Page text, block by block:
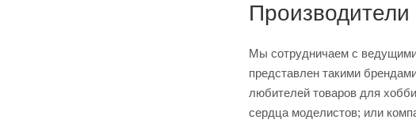
Производители
Мы сотрудничаем с
представлен такими
любителей товаров для
сердца моделистов; или